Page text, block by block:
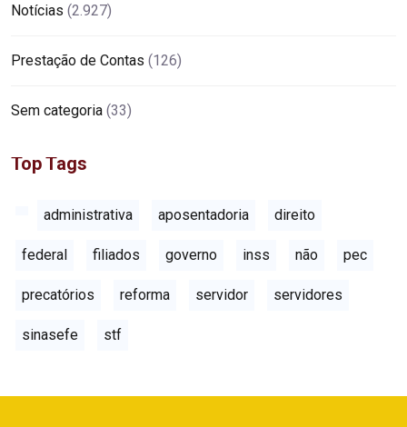
Notícias (2.927)
Prestação de Contas (126)
Sem categoria (33)
Top Tags
administrativa aposentadoria direito
federal filiados governo inss não pec
precatórios reforma servidor servidores
sinasefe stf